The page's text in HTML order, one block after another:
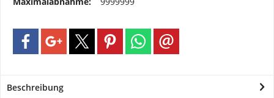
Beschreibung